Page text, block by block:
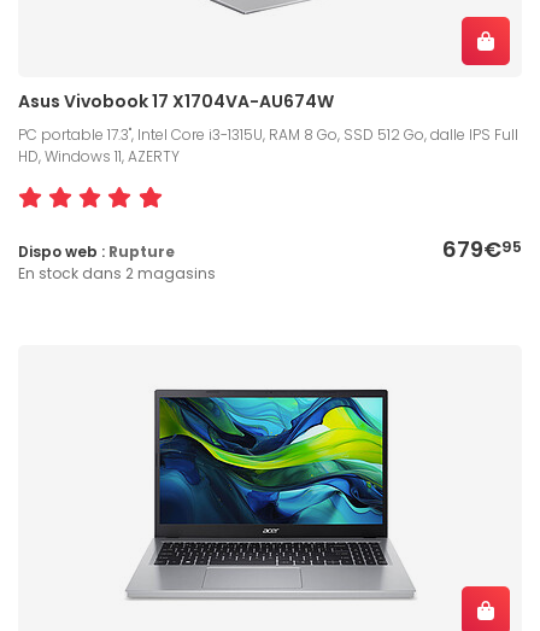
Asus Vivobook 17 X1704VA-AU674W
PC portable 17.3", Intel Core i3-1315U, RAM 8 Go, SSD 512 Go, dalle IPS Full
HD, Windows 11, AZERTY
679€95
Dispo web : Rupture
En stock dans 2 magasins